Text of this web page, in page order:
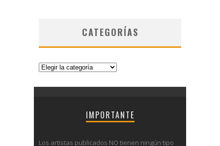
CATEGORÍAS
Categorías
IMPORTANTE
Los artistas publicados NO tienen ningún tipo